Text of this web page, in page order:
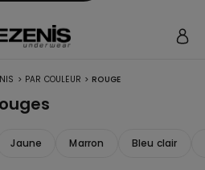
> PAR COULEUR > ROUGE
Jaune Marron Bleu clair